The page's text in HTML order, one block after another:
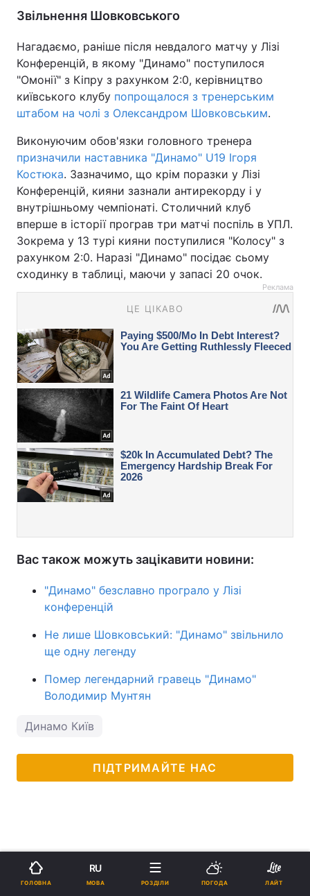
Звільнення Шовковського
Нагадаємо, раніше після невдалого матчу у Лізі
Конференцій, в якому "Динамо" поступилося
"Омонії" з Кіпру з рахунком 2:0, керівництво
київського клубу попрощалося з тренерським
штабом на чолі з Олександром Шовковським.
Виконуючим обов'язки головного тренера
призначили наставника "Динамо" U19 Ігоря
Костюка. Зазначимо, що крім поразки у Лізі
Конференцій, кияни зазнали антирекорду і у
внутрішньому чемпіонаті. Столичний клуб
вперше в історії програв три матчі поспіль в УПЛ.
Зокрема у 13 турі кияни поступилися "Колосу" з
рахунком 2:0. Наразі "Динамо" посідає сьому
сходинку в таблиці, маючи у запасі 20 очок.
Реклама
Вас також можуть зацікавити новини:
"Динамо" безславно програло у Лізі
конференцій
Не лише Шовковський: "Динамо" звільнило
ще одну легенду
Помер легендарний гравець "Динамо"
Володимир Мунтян
Динамо Київ
ПІДТРИМАЙТЕ НАС
ГОЛОВНА
RU
МОВА РОЗДІЛИ ПОГОДА ЛАЙТ